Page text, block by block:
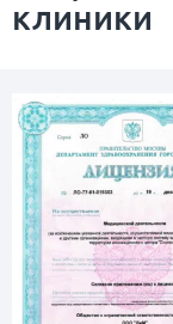
клиники